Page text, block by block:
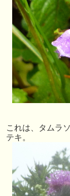
これは、タムラ
テキ。